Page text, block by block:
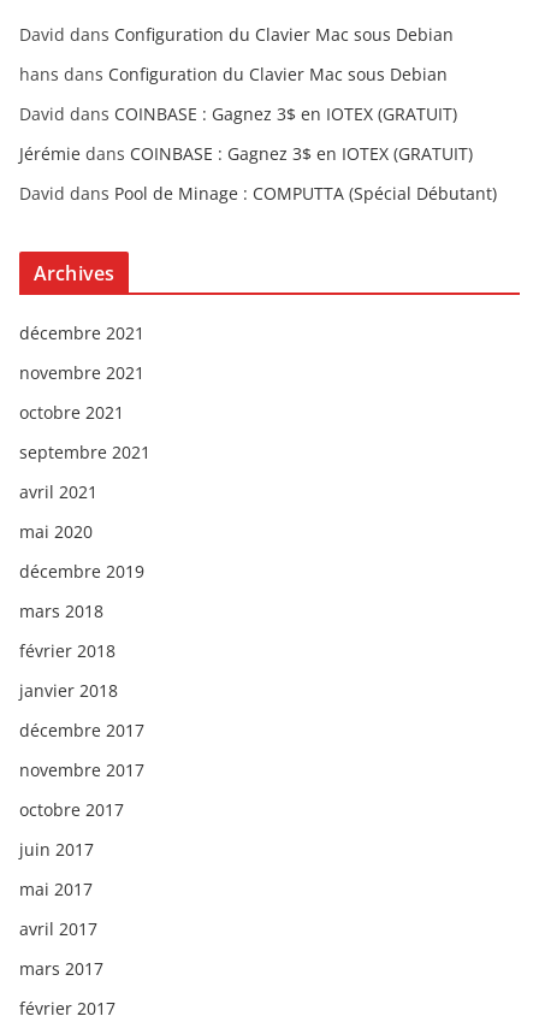
David dans Configuration du Clavier Mac sous Debian
hans dans Configuration du Clavier Mac sous Debian
David dans COINBASE : Gagnez 3$ en IOTEX (GRATUIT)
Jérémie dans COINBASE : Gagnez 3$ en IOTEX (GRATUIT)
David dans Pool de Minage : COMPUTTA (Spécial Débutant)
Archives
décembre 2021
novembre 2021
octobre 2021
septembre 2021
avril 2021
mai 2020
décembre 2019
mars 2018
février 2018
janvier 2018
décembre 2017
novembre 2017
octobre 2017
juin 2017
mai 2017
avril 2017
mars 2017
février 2017